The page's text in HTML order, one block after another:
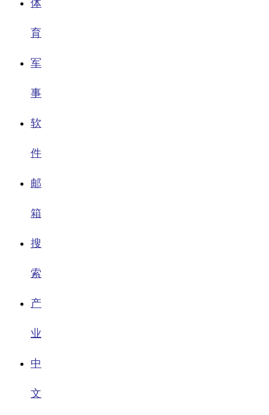
体
育
军
事
软
件
邮
箱
搜
索
产
业
中
文